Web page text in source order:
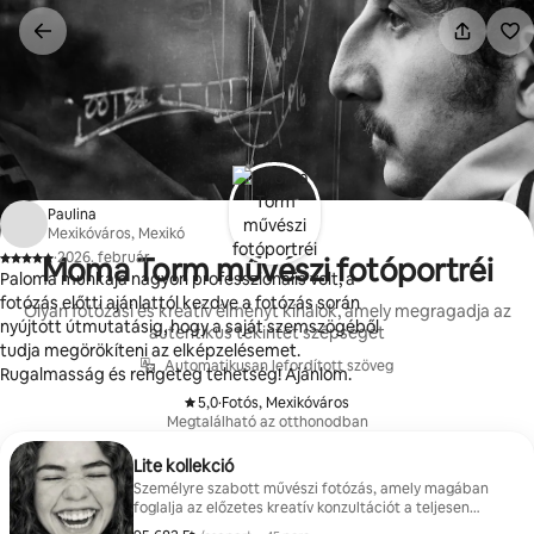
Ugrás
tartalomra
Moma Torm művészi fotóportréi
Olyan fotózási és kreatív élményt kínálok, amely megragadja az
autentikus tekintet szépségét
Automatikusan lefordított szöveg
5,0
, ·Fotós, Mexikóváros
Megtalálható az otthonodban
Lite kollekció
Személyre szabott művészi fotózás, amely magában
foglalja az előzetes kreatív konzultációt a teljesen
személyre szabott fotózás koncepciójának és ötletének
Paulina
Mexikóváros, Mexikó
,
·2026. február
Paloma munkája nagyon professzionális volt, a
fotózás előtti ajánlattól kezdve a fotózás során
nyújtott útmutatásig, hogy a saját szemszögéből
tudja megörökíteni az elképzelésemet.
Rugalmasság és rengeteg tehetség! Ajánlom.